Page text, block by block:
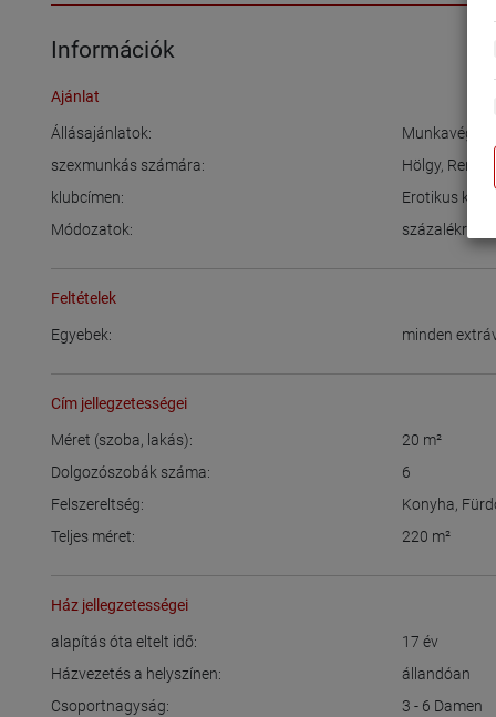
Információk
Ajánlat
Állásajánlatok:
szexmunkás számára:
Hölgy,
klubcímen:
Erotikus klub
Módozatok:
százalékra
Feltételek
Egyebek: minden
Cím jellegzetességei
Méret (szoba, lakás): 20 m²
Dolgozószobák száma:
6
Felszereltség:
Konyha,
Teljes méret:
220 m²
Ház jellegzetességei
alapítás óta eltelt idő: 17 év
Házvezetés a helyszínen:
állandóan
Csoportnagyság:
3 - 6 Damen